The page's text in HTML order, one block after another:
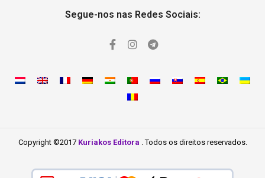
Segue-nos nas Redes Sociais:
Copyright ©2017 Kuriakos Editora . Todos os direitos reservados.